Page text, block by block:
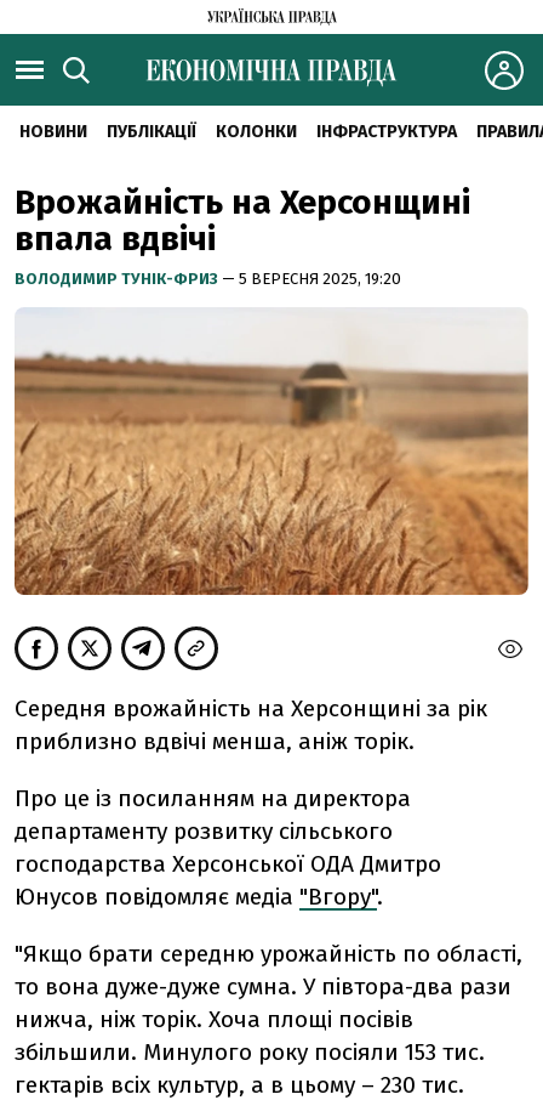
НОВИНИ ПУБЛІКАЦІЇ КОЛОНКИ ІНФРАСТРУКТУРА
Врожайність на Херсонщині
впала вдвічі
ВОЛОДИМИР ТУНІК-ФРИЗ — 5 ВЕРЕСНЯ 2025, 19:20
Середня врожайність на Херсонщині за рік
приблизно вдвічі менша, аніж торік.
Про це із посиланням на директора
департаменту розвитку сільського
господарства Херсонської ОДА Дмитро
Юнусов повідомляє медіа "Вгору".
"Якщо брати середню урожайність по області,
то вона дуже-дуже сумна. У півтора-два рази
нижча, ніж торік. Хоча площі посівів
збільшили. Минулого року посіяли 153 тис.
гектарів всіх культур, а в цьому – 230 тис.